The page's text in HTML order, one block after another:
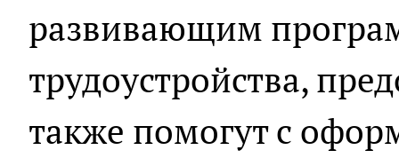
развивающим
трудоустройства,
также помогут с